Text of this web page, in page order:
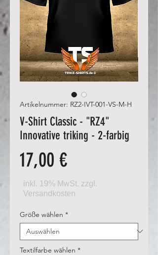
Artikelnummer: RZ2-IVT-001-VS-M-H
V-Shirt Classic - "RZ4"
Innovative triking - 2-farbig
17,00 €Preis
Größe wählen *
Textilfarbe wählen *